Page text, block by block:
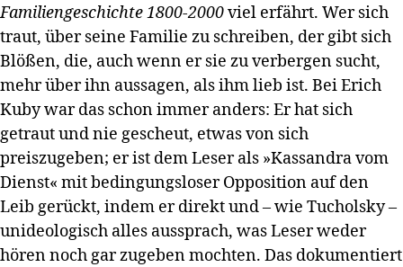
Familiengeschichte 1800-2000viel erfährt. Wer sich
traut, über seine Familie zu schreiben, der gibt sich
Blößen, die, auch wenn er sie zu verbergen sucht,
mehr über ihn aussagen, als ihm lieb ist. Bei Erich
Kuby war das schon immer anders: Er hat sich
getraut und nie gescheut, etwas von sich
preiszugeben; er ist dem Leser als »Kassandra vom
Dienst« mit bedingungsloser Opposition auf den
Leib gerückt, indem er direkt und – wie Tucholsky –
unideologisch alles aussprach, was Leser weder
hören noch gar zugeben mochten. Das dokumentiert